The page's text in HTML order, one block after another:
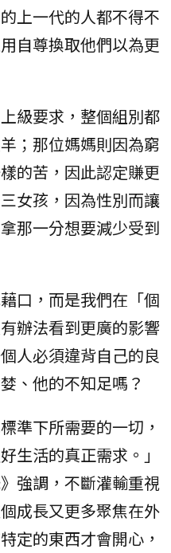
上一代的人都不得不
自尊換取他們以為更
級要求，整個組別都
；那位媽媽則因為窮
的苦，因此認定賺更
女孩，因為性別而讓
那一分想要減少受到
口，而是我們在「個
辦法看到更廣的影響
人必須違背自己的良
、他的不知足嗎？
準下所需要的一切，
生活的真正需求。」
強調，不斷灌輸重視
成長又更多聚焦在外
定的東西才會開心，